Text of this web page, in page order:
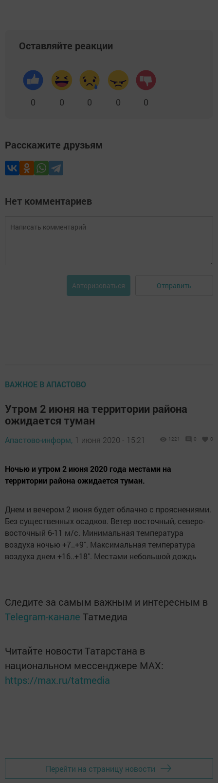
Оставляйте реакции
0 0 0 0 0
Расскажите друзьям
Нет комментариев
Авторизоваться Отправить
ВАЖНОЕ В АПАСТОВО
Утром 2 июня на территории района
ожидается туман
Апастово-информ, 1 июня 2020 - 15:21 1221 0 0
Ночью и утром 2 июня 2020 года местами на
территории района ожидается туман.
Днем и вечером 2 июня будет облачно с прояснениями.
Без существенных осадков. Ветер восточный, северо-
восточный 6-11 м/с. Минимальная температура
воздуха ночью +7..+9˚. Максимальная температура
воздуха днем +16..+18˚. Местами небольшой дождь
Следите за самым важным и интересным в
Telegram-канале Татмедиа
Читайте новости Татарстана в
национальном мессенджере MАХ:
https://max.ru/tatmedia
Перейти на страницу новости